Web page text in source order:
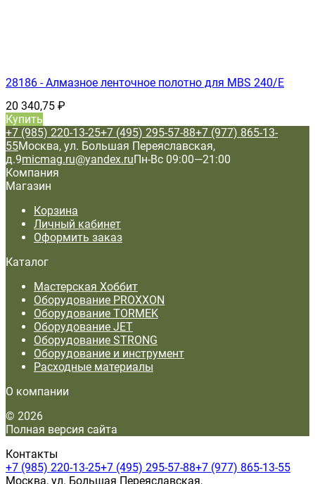
28186 - Алмазное ленточное полотно для MBS 240/E
20 340,75 ₽
Купить
+7 (985) 220-13-25+7 (495) 295-57-88+7 (977) 865-13-
55Москва, ул. Большая Переяславская,
д.9micmag.ru@yandex.ruПн-Вс 09:00—21:00
Компания
Магазин
Корзина
Личный кабинет
Оформить заказ
Каталог
Мастерская Хоббит
Оборудование PROXXON
Оборудование TORMEK
Оборудование JET
Оборудование STRONG
Оборудование и инструмент
Расходные материалы
О компании
© 2026
Полная версия сайта
Контакты
+7 (985) 220-13-25+7 (495) 295-57-88+7 (977) 865-13-55
Москва, ул. Большая Переяславская,